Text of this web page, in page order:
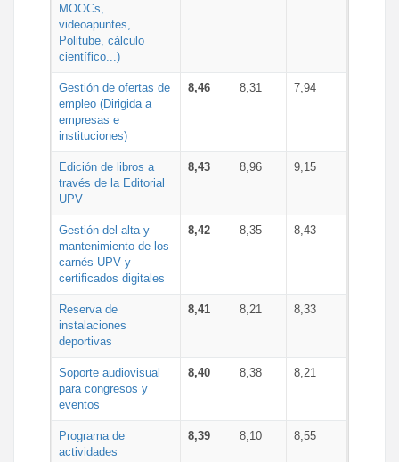
MOOCs,
videoapuntes,
Politube, cálculo
científico...)
Gestión de ofertas de
empleo (Dirigida a
empresas e
instituciones)
8,46 8,31 7,94
Edición de libros a
través de la Editorial
UPV
8,43 8,96 9,15
Gestión del alta y
mantenimiento de los
carnés UPV y
certificados digitales
8,42 8,35 8,43
Reserva de
instalaciones
deportivas
8,41 8,21 8,33
Soporte audiovisual
para congresos y
eventos
8,40 8,38 8,21
Programa de
actividades
8,39 8,10 8,55